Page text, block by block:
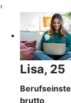
‹
Lisa, 25
brutto